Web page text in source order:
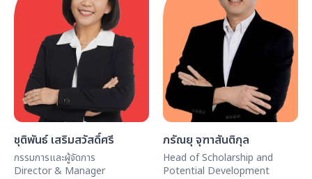
ชุติพันธ์ เสริมสวัสดิ์ศรี
กรรมการและผู้จัดการ
Director & Manager
ภรัณยุ จุฑาสันติกุล
Head of Scholarship and
Potential Development